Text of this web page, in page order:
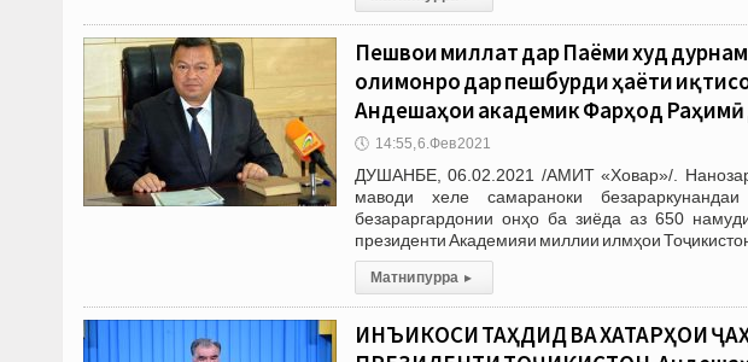
Пешвои миллат дар Паёми худ
олимонро дар пешбурди ҳаёти
Андешаҳои академик Фарҳод Раҳимӣ
🕔 14:55, 6.Фев 2021
ДУШАНБЕ, 06.02.2021 /АМИТ «Ховар»/.
маводи хеле самараноки
безараргардонии онҳо ба зиёда аз 650
президенти Академияи миллии илмҳои
Матни пурра ▸
ИНЪИКОСИ ТАҲДИД ВА ХАТАРҲОИ